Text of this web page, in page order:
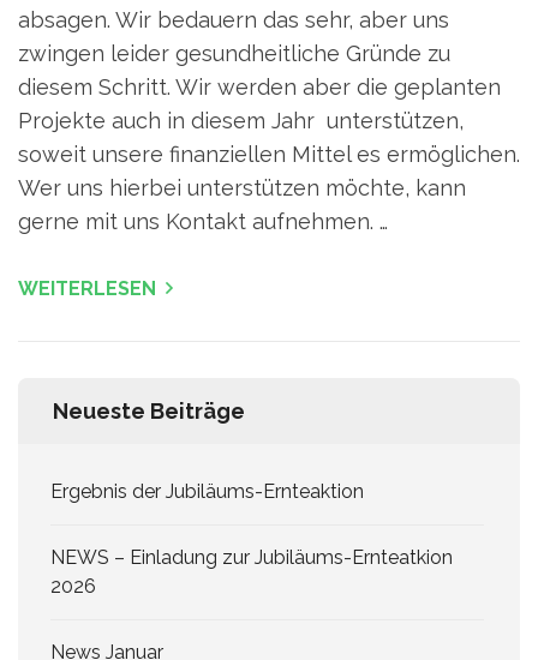
absagen. Wir bedauern das sehr, aber uns
zwingen leider gesundheitliche Gründe zu
diesem Schritt. Wir werden aber die geplanten
Projekte auch in diesem Jahr unterstützen,
soweit unsere finanziellen Mittel es ermöglichen.
Wer uns hierbei unterstützen möchte, kann
gerne mit uns Kontakt aufnehmen. …
WEITERLESEN
Neueste Beiträge
Ergebnis der Jubiläums-Ernteaktion
NEWS – Einladung zur Jubiläums-Ernteatkion
2026
News Januar